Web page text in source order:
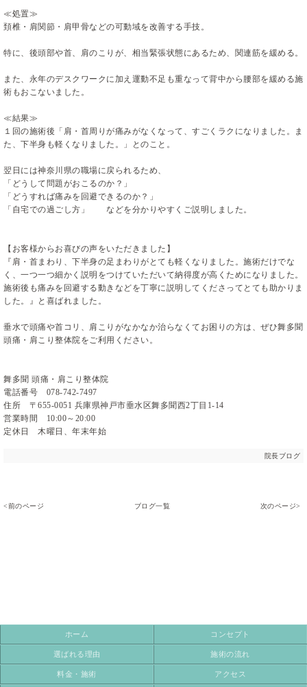
≪処置≫
頚椎・肩関節・肩甲骨などの可動域を改善する手技。
特に、後頭部や首、肩のこりが、相当緊張状態にあるため、関連筋を緩める。
また、永年のデスクワークに加え運動不足も重なって背中から腰部を緩める施
術もおこないました。
≪結果≫
１回の施術後「肩・首周りが痛みがなくなって、すごくラクになりました。ま
た、下半身も軽くなりました。」とのこと。
翌日には神奈川県の職場に戻られるため、
「どうして問題がおこるのか？」
「どうすれば痛みを回避できるのか？」
「自宅での過ごし方」 などを分かりやすくご説明しました。
【お客様からお喜びの声をいただきました】
『肩・首まわり、下半身の足まわりがとても軽くなりました。施術だけでな
く、一つ一つ細かく説明をつけていただいて納得度が高くためになりました。
施術後も痛みを回避する動きなどを丁寧に説明してくださってとても助かりま
した。』と喜ばれました。
垂水で頭痛や首コリ、肩こりがなかなか治らなくてお困りの方は、ぜひ舞多聞
頭痛・肩こり整体院をご利用ください。
舞多聞 頭痛・肩こり整体院
電話番号 078-742-7497
住所 〒655-0051 兵庫県神戸市垂水区舞多聞西2丁目1-14
営業時間 10:00～20:00
定休日 木曜日、年末年始
院長ブログ
<前のページ ブログ一覧 次のページ>
ホーム コンセプト
選ばれる理由 施術の流れ
料金・施術 アクセス